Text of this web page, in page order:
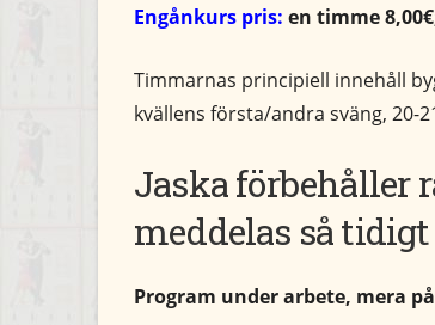
Engånkurs pris: en timme
Timmarnas principiell innehåll
kvällens första/andra sväng, 20-
Jaska förbehåller
meddelas så
Program under arbete, mera